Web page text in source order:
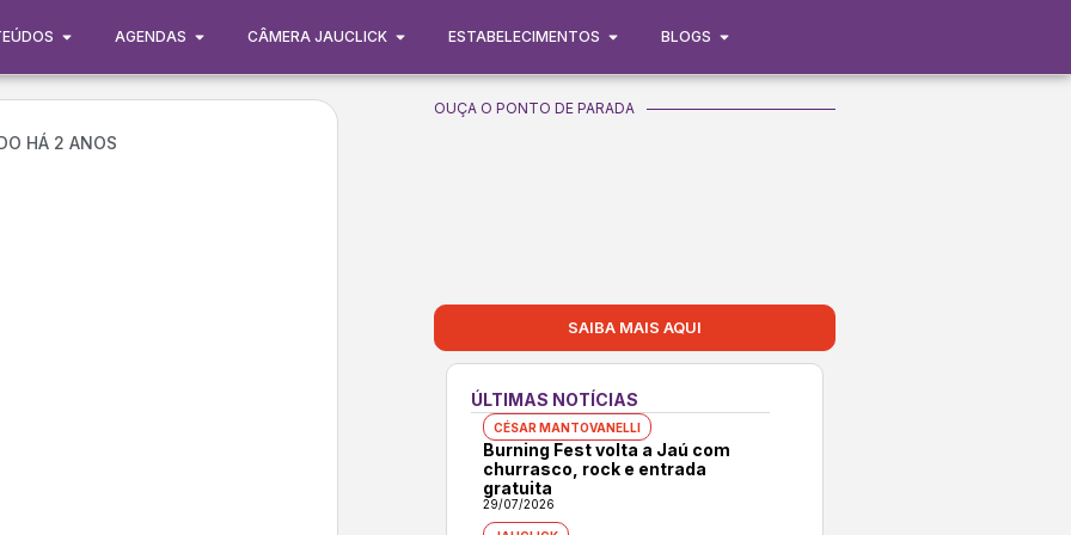
AGENDAS CÂMERA JAUCLICK ESTABELECIMENTOS BLOGS
HÁ 2 ANOS
OUÇA O PONTO DE PARADA
SAIBA MAIS AQUI
ÚLTIMAS NOTÍCIAS
CÉSAR MANTOVANELLI
Burning Fest volta a Jaú com
churrasco, rock e entrada
gratuita
29/07/2026